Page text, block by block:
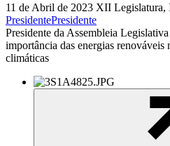
11 de Abril de 2023 XII Legislatura,
PresidentePresidente
Presidente da Assembleia
importância das energias renováveis
climáticas